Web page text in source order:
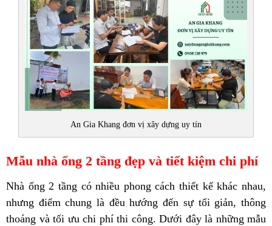
An Gia Khang đơn vị xây dựng uy tín
Mẫu nhà ống 2 tầng đẹp và tiết kiệm chi phí
Nhà ống 2 tầng có nhiều phong cách thiết kế khác nhau,
nhưng điểm chung là đều hướng đến sự tối giản, thông
thoáng và tối ưu chi phí thi công. Dưới đây là những mẫu